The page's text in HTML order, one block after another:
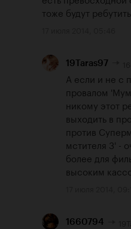
тоже будут
19Taras97
А если и не с
провалом
никому этот
выходить в
против
мстителя 3' -
более для
высоким
1660794